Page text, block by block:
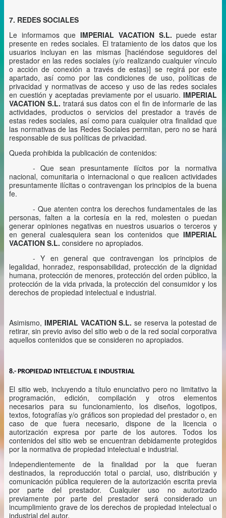
7. REDES SOCIALES
Le informamos queIMPERIAL VACATION S.L.puede estar
presente en redes sociales. El tratamiento de los datos que los
usuarios incluyan en las mismas [haciéndose seguidores del
prestador en las redes sociales (y/o realizando cualquier vínculo
o acción de conexión a través de estas)] se regirá por este
apartado, así como por las condiciones de uso, políticas de
privacidad y normativas de acceso y uso de las redes sociales
en cuestión y aceptadas previamente por el usuario. IMPERIAL
VACATION S.L. tratará sus datos con el fin de informarle de las
actividades, productos o servicios del prestador a través de
estas redes sociales, así como para cualquier otra finalidad que
las normativas de las Redes Sociales permitan, pero no se hará
responsable de sus políticas de privacidad.
Queda prohibida la publicación de contenidos:
- Que sean presuntamente ilícitos por la normativa
nacional, comunitaria o internacional o que realicen actividades
presuntamente ilícitas o contravengan los principios de la buena
fe.
- Que atenten contra los derechos fundamentales de las
personas, falten a la cortesía en la red, molesten o puedan
generar opiniones negativas en nuestros usuarios o terceros y
en general cualesquiera sean los contenidos que IMPERIAL
VACATION S.L. considere no apropiados.
- Y en general que contravengan los principios de
legalidad, honradez, responsabilidad, protección de la dignidad
humana, protección de menores, protección del orden público, la
protección de la vida privada, la protección del consumidor y los
derechos de propiedad intelectual e industrial.
Asimismo, IMPERIAL VACATION S.L. se reserva la potestad de
retirar, sin previo aviso del sitio web o de la red social corporativa
aquellos contenidos que se consideren no apropiados.
8.- PROPIEDAD INTELECTUAL E INDUSTRIAL
El sitio web, incluyendo a título enunciativo pero no limitativo la
programación, edición, compilación y otros elementos
necesarios para su funcionamiento, los diseños, logotipos,
textos, fotografías y/o gráficos son propiedad del prestador o, en
caso de que fuera necesario, dispone de la licencia o
autorización expresa por parte de los autores. Todos los
contenidos del sitio web se encuentran debidamente protegidos
por la normativa de propiedad intelectual e industrial.
Independientemente de la finalidad por la que fueran
destinados, la reproducción total o parcial, uso, distribución y
comunicación pública requieren de la autorización escrita previa
por parte del prestador. Cualquier uso no autorizado
previamente por parte del prestador será considerado un
incumplimiento grave de los derechos de propiedad intelectual o
industrial del autor.